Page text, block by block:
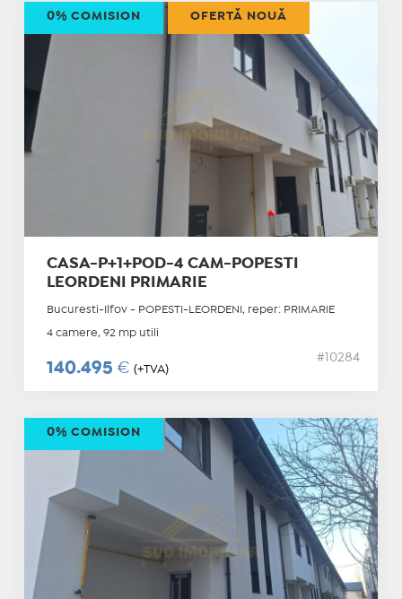
CASA-P+1+POD-4 CAM-POPESTI
LEORDENI PRIMARIE
Bucuresti-Ilfov - POPESTI-LEORDENI, reper: PRIMARIE
4 camere, 92 mp utili
140.495 € (+TVA)
#10284
0% COMISION OFERTĂ NOUĂ
0% COMISION